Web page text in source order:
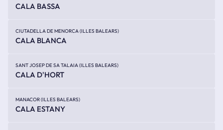
CALA BASSA
CIUTADELLA DE MENORCA (ILLES BALEARS)
CALA BLANCA
SANT JOSEP DE SA TALAIA (ILLES BALEARS)
CALA D'HORT
MANACOR (ILLES BALEARS)
CALA ESTANY